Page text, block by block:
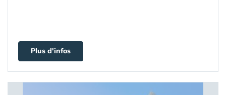
Plus d'infos